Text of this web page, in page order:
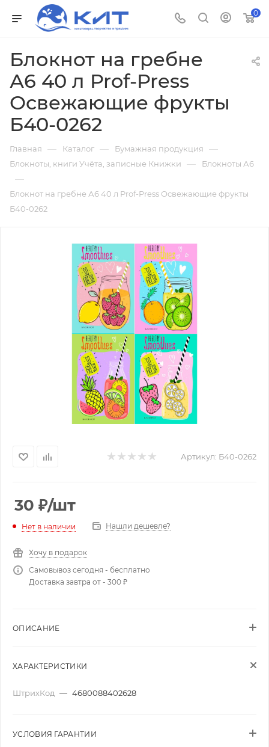
0
Блокнот на гребне
А6 40 л Prof-Press
Освежающие фрукты
Б40-0262
Главная — Каталог — Бумажная продукция —
Блокноты, книги Учёта, записные Книжки — Блокноты А6
—
Блокнот на гребне А6 40 л Prof-Press Освежающие фрукты
Б40-0262
Артикул: Б40-0262
30 ₽/шт
Нет в наличии Нашли дешевле?
Хочу в подарок
Самовывоз сегодня - бесплатно
Доставка завтра от - 300 ₽
ОПИСАНИЕ
ХАРАКТЕРИСТИКИ
ШтрихКод — 4680088402628
УСЛОВИЯ ГАРАНТИИ